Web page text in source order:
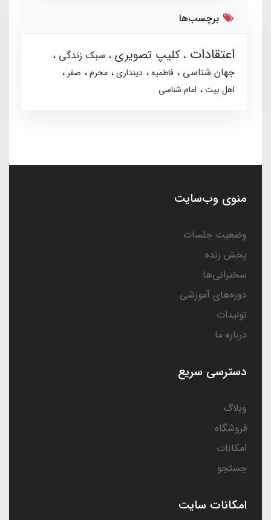
برچسب‌ها
اعتقادات کلیپ تصویری
سبک زندگی
جهان شناسی
فاطمیه دینداری محرم
صفر
اهل بیت
امام شناسی
منوی وب‌سایت
وضعیت جلسات
پخش زنده
سخنرانی‌ها
دوره‌های آموزشی
تولیدات
درباره ما
دسترسی سریع
وبلاگ
فروشگاه
امکانات
جستجو
امکانات سایت